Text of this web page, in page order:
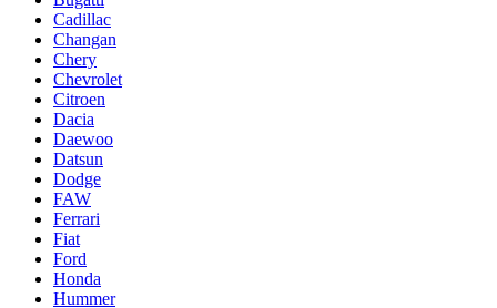
Cadillac
Changan
Chery
Chevrolet
Citroen
Dacia
Daewoo
Datsun
Dodge
FAW
Ferrari
Fiat
Ford
Honda
Hummer